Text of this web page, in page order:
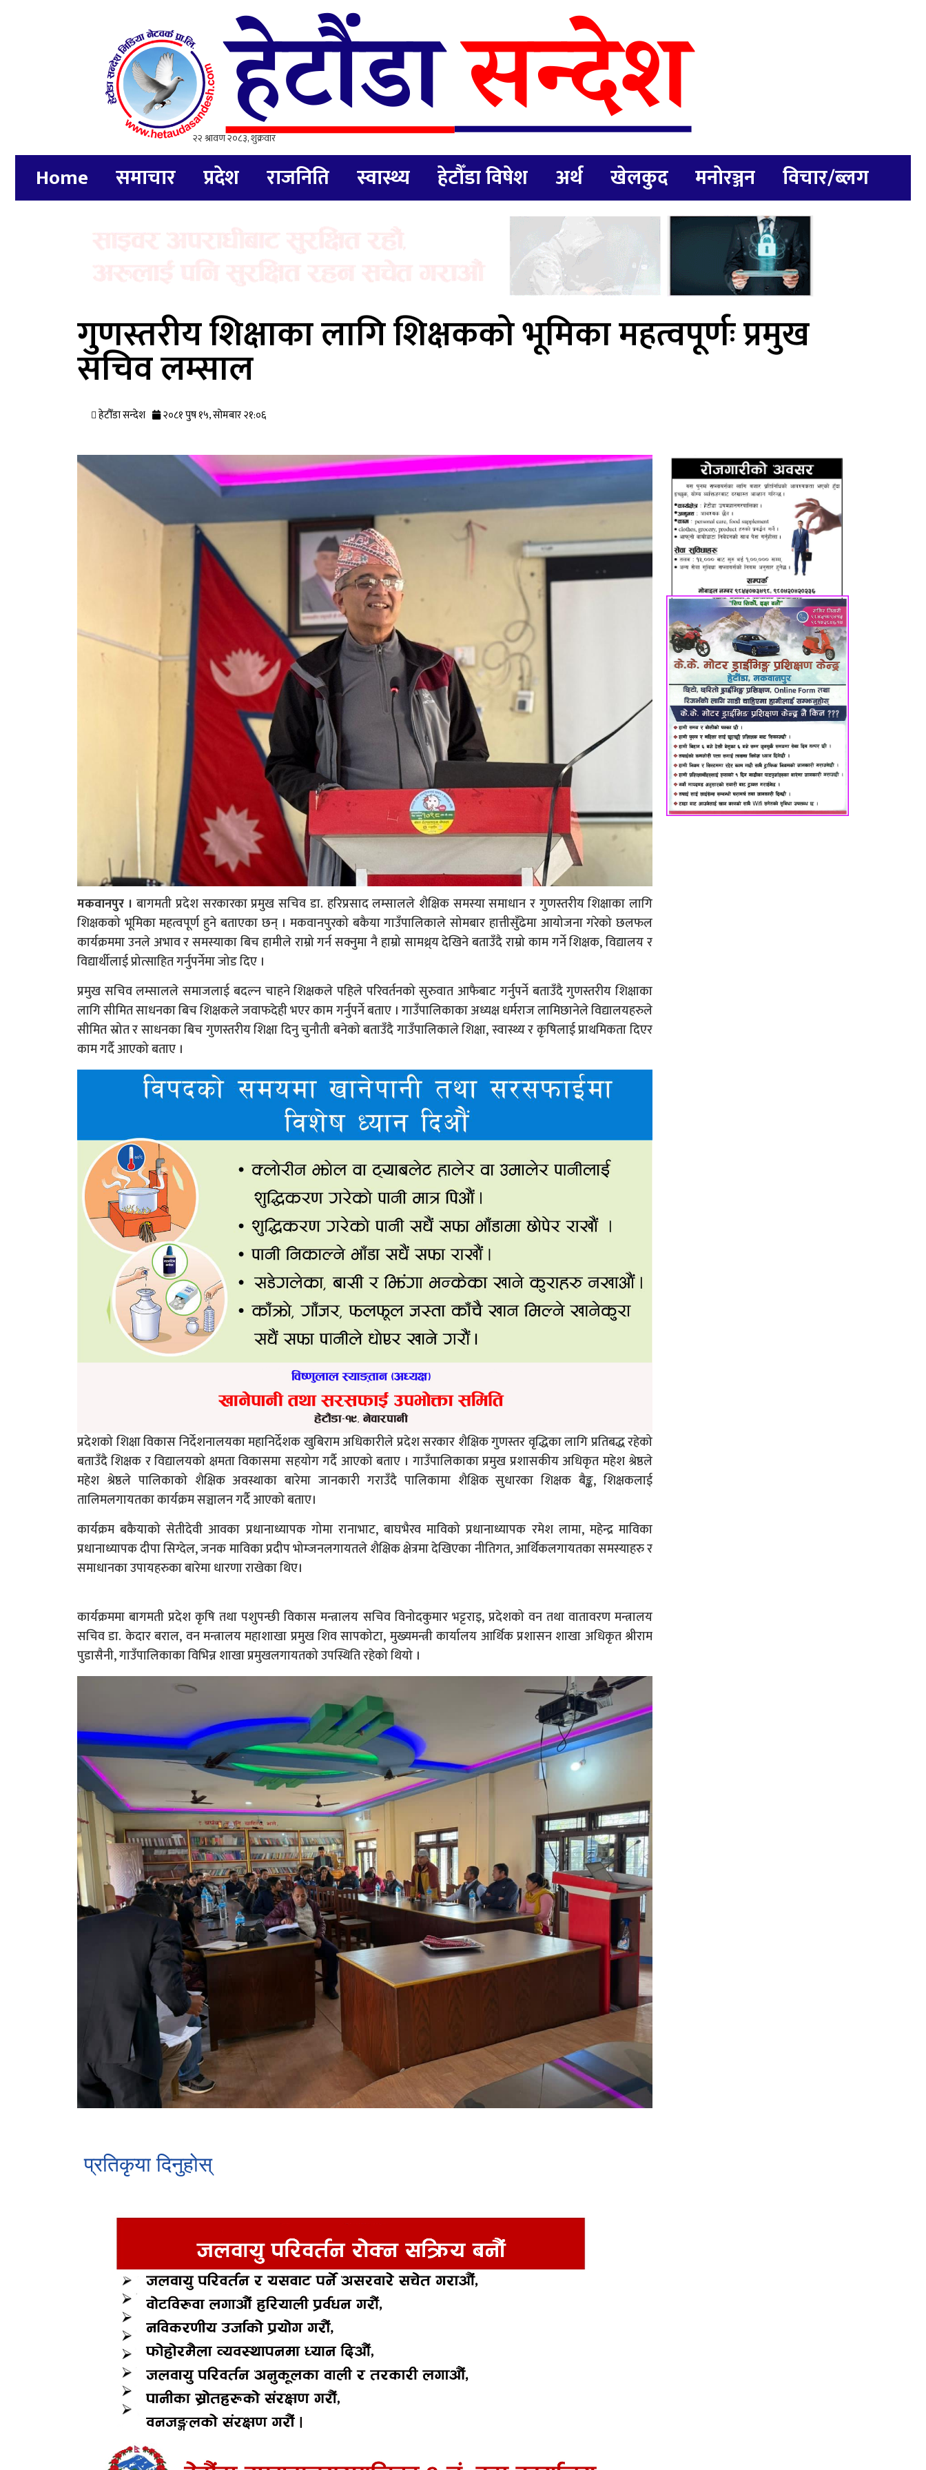
Home समाचार प्रदेश राजनिति स्वास्थ्य हेटौँडा विषेश अर्थ खेलकुद मनोरञ्जन विचार/ब्लग
गुणस्तरीय शिक्षाका लागि शिक्षकको भूमिका महत्वपूर्णः प्रमुख
सचिव लम्साल
हेटौँडा सन्देश २०८१ पुष १५, सोमबार २१:०६
मकवानपुर । बागमती प्रदेश सरकारका प्रमुख सचिव डा. हरिप्रसाद लम्सालले शैक्षिक समस्या समाधान र गुणस्तरीय शिक्षाका लागि
शिक्षकको भूमिका महत्वपूर्ण हुने बताएका छन् । मकवानपुरको बकैया गाउँपालिकाले सोमबार हात्तीसुँढेमा आयोजना गरेको छलफल
कार्यक्रममा उनले अभाव र समस्याका बिच हामीले राम्रो गर्न सक्नुमा नै हाम्रो सामथ्र्य देखिने बताउँदै राम्रो काम गर्ने शिक्षक, विद्यालय र
विद्यार्थीलाई प्रोत्साहित गर्नुपर्नेमा जोड दिए ।
प्रमुख सचिव लम्सालले समाजलाई बदल्न चाहने शिक्षकले पहिले परिवर्तनको सुरुवात आफैबाट गर्नुपर्ने बताउँदै गुणस्तरीय शिक्षाका
लागि सीमित साधनका बिच शिक्षकले जवाफदेही भएर काम गर्नुपर्ने बताए । गाउँपालिकाका अध्यक्ष धर्मराज लामिछानेले विद्यालयहरुले
सीमित स्रोत र साधनका बिच गुणस्तरीय शिक्षा दिनु चुनौती बनेको बताउँदै गाउँपालिकाले शिक्षा, स्वास्थ्य र कृषिलाई प्राथमिकता दिएर
काम गर्दै आएको बताए ।
प्रदेशको शिक्षा विकास निर्देशनालयका महानिर्देशक खुबिराम अधिकारीले प्रदेश सरकार शैक्षिक गुणस्तर वृद्धिका लागि प्रतिबद्ध रहेको
बताउँदै शिक्षक र विद्यालयको क्षमता विकासमा सहयोग गर्दै आएको बताए । गाउँपालिकाका प्रमुख प्रशासकीय अधिकृत महेश श्रेष्ठले
महेश श्रेष्ठले पालिकाको शैक्षिक अवस्थाका बारेमा जानकारी गराउँदै पालिकामा शैक्षिक सुधारका शिक्षक बैङ्क, शिक्षकलाई
तालिमलगायतका कार्यक्रम सञ्चालन गर्दै आएको बताए।
कार्यक्रम बकैयाको सेतीदेवी आवका प्रधानाध्यापक गोमा रानाभाट, बाघभैरव माविको प्रधानाध्यापक रमेश लामा, महेन्द्र माविका
प्रधानाध्यापक दीपा सिग्देल, जनक माविका प्रदीप भोम्जनलगायतले शैक्षिक क्षेत्रमा देखिएका नीतिगत, आर्थिकलगायतका समस्याहरु र
समाधानका उपायहरुका बारेमा धारणा राखेका थिए।
कार्यक्रममा बागमती प्रदेश कृषि तथा पशुपन्छी विकास मन्त्रालय सचिव विनोदकुमार भट्टराइ, प्रदेशको वन तथा वातावरण मन्त्रालय
सचिव डा. केदार बराल, वन मन्त्रालय महाशाखा प्रमुख शिव सापकोटा, मुख्यमन्त्री कार्यालय आर्थिक प्रशासन शाखा अधिकृत श्रीराम
पुडासैनी, गाउँपालिकाका विभिन्न शाखा प्रमुखलगायतको उपस्थिति रहेको थियो ।
प्रतिकृया दिनुहोस्